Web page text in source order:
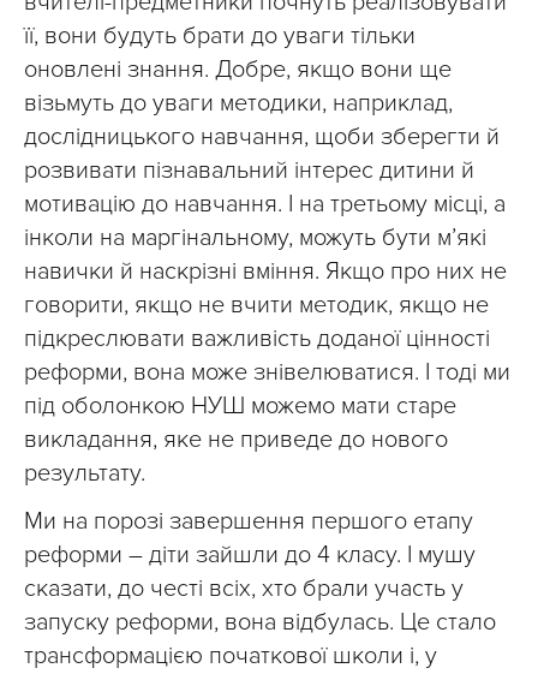
її, вони будуть брати до уваги тільки
оновлені знання. Добре, якщо вони ще
візьмуть до уваги методики, наприклад,
дослідницького навчання, щоби зберегти й
розвивати пізнавальний інтерес дитини й
мотивацію до навчання. І на третьому місці, а
інколи на маргінальному, можуть бути м’які
навички й наскрізні вміння. Якщо про них не
говорити, якщо не вчити методик, якщо не
підкреслювати важливість доданої цінності
реформи, вона може знівелюватися. І тоді ми
під оболонкою НУШ можемо мати старе
викладання, яке не приведе до нового
результату.
Ми на порозі завершення першого етапу
реформи – діти зайшли до 4 класу. І мушу
сказати, до честі всіх, хто брали участь у
запуску реформи, вона відбулась. Це стало
трансформацією початкової школи і, у